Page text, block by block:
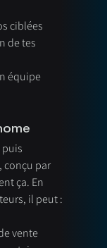
ciblées
de tes
équipe
conçu par
ça. En
il peut :
vente